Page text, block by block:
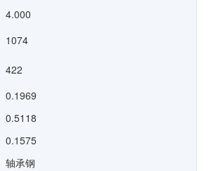
4.000
1074
422
0.1969
0.5118
0.1575
轴承钢